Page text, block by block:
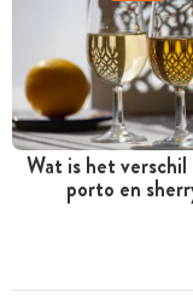
Wat is het verschil
porto en